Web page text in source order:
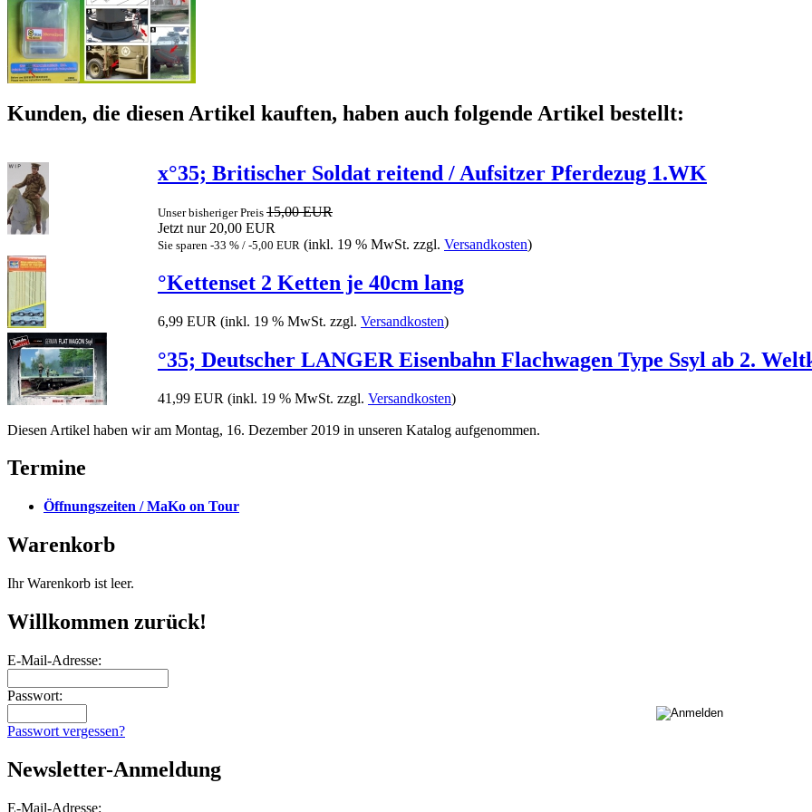
Kunden, die diesen Artikel kauften, haben auch folgende Artikel bestellt:
x°35; Britischer Soldat reitend / Aufsitzer Pferdezug 1.WK
Unser bisheriger Preis 15,00 EUR
Jetzt nur 20,00 EUR
Sie sparen -33 % / -5,00 EUR (inkl. 19 % MwSt. zzgl. Versandkosten)
°Kettenset 2 Ketten je 40cm lang
6,99 EUR (inkl. 19 % MwSt. zzgl. Versandkosten)
°35; Deutscher LANGER Eisenbahn Flachwagen Type Ssyl ab 2.
41,99 EUR (inkl. 19 % MwSt. zzgl. Versandkosten)
Diesen Artikel haben wir am Montag, 16. Dezember 2019 in unseren Katalog aufgenommen.
Termine
Öffnungszeiten / MaKo on Tour
Warenkorb
Ihr Warenkorb ist leer.
Willkommen zurück!
E-Mail-Adresse:
Passwort:
Passwort vergessen?
Newsletter-Anmeldung
E-Mail-Adresse: